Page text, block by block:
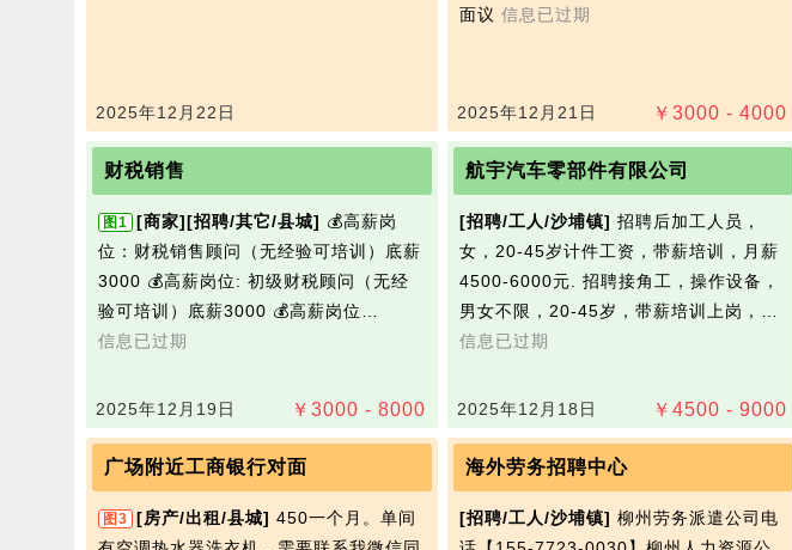
2025年12月22日
面议 信息已过期
￥ 3000 - 4000
2025年12月21日
财税销售
图1 [商家][招聘/其它/县城] 💰‌高薪岗
位‌：财税销售顾问（无经验可培训）底薪
3000 💰高薪岗位: 初级财税顾问（无经
验可培训）底薪3000 💰高薪岗位…
信息已过期
￥ 3000 - 8000
2025年12月19日
航宇汽车零部件有限公司
[招聘/工人/沙埔镇] 招聘后加工人员，
女，20-45岁计件工资，带薪培训，月薪
4500-6000元. 招聘接角工，操作设备，
男女不限，20-45岁，带薪培训上岗，…
信息已过期
￥ 4500 - 9000
2025年12月18日
广场附近工商银行对面
图3 [房产/出租/县城] 450一个月。单间
海外劳务招聘中心
[招聘/工人/沙埔镇] 柳州劳务派遣公司电